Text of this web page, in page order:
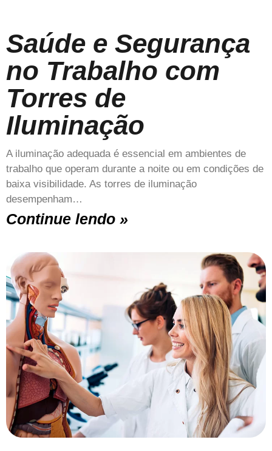
Saúde e Segurança
no Trabalho com
Torres de
Iluminação
A iluminação adequada é essencial em ambientes de
trabalho que operam durante a noite ou em condições de
baixa visibilidade. As torres de iluminação
desempenham…
Continue lendo »